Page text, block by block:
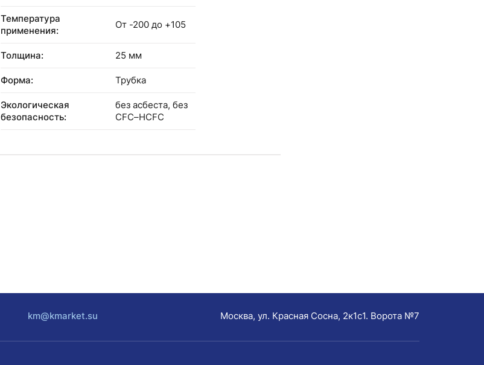
Температура
применения:
От -200 до +105
Толщина: 25 мм
Форма: Трубка
Экологическая
безопасность:
без асбеста, без
CFC–HCFC
km@kmarket.su Москва, ул. Красная Сосна, 2к1с1. Ворота №7